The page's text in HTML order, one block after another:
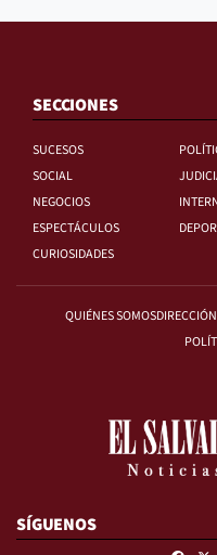
SECCIONES
SUCESOS
SOCIAL
NEGOCIOS
ESPECTÁCULOS
CURIOSIDADES
QUIÉNES SOMOSDIRECCIÓN
SÍGUENOS